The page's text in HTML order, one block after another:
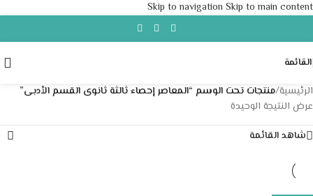
Skip to navigation Skip to main content
القائمة
الرئيسية/منتجات تحت الوسم “المعاصر إحصاء ثالثة ثانوى القسم الأدبى”
عرض النتيجة الوحيدة
شاهد القائمة